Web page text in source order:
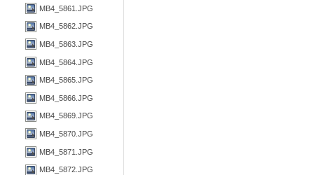
MB4_5861.JPG
MB4_5862.JPG
MB4_5863.JPG
MB4_5864.JPG
MB4_5865.JPG
MB4_5866.JPG
MB4_5869.JPG
MB4_5870.JPG
MB4_5871.JPG
MB4_5872.JPG